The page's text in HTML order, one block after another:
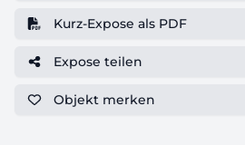
Kurz-Expose als PDF
Expose teilen
Objekt merken